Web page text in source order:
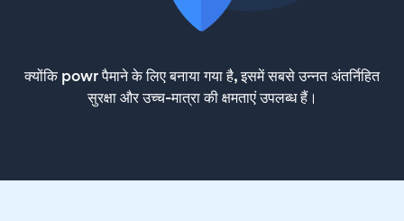
क्योंकि powr पैमाने के लिए बनाया गया है, इसमें सबसे उन्नत अंतर्निहित
सुरक्षा और उच्च-मात्रा की क्षमताएं उपलब्ध हैं।